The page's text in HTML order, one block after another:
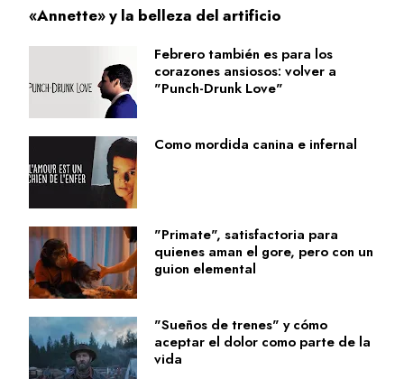
«Annette» y la belleza del artificio
Febrero también es para los
corazones ansiosos: volver a
"Punch-Drunk Love"
Como mordida canina e infernal
"Primate", satisfactoria para
quienes aman el gore, pero con un
guion elemental
"Sueños de trenes" y cómo
aceptar el dolor como parte de la
vida